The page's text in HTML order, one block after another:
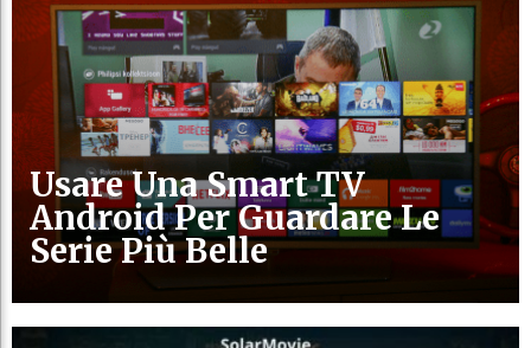
Usare Una Smart TV
Android Per Guardare Le
Serie Più Belle